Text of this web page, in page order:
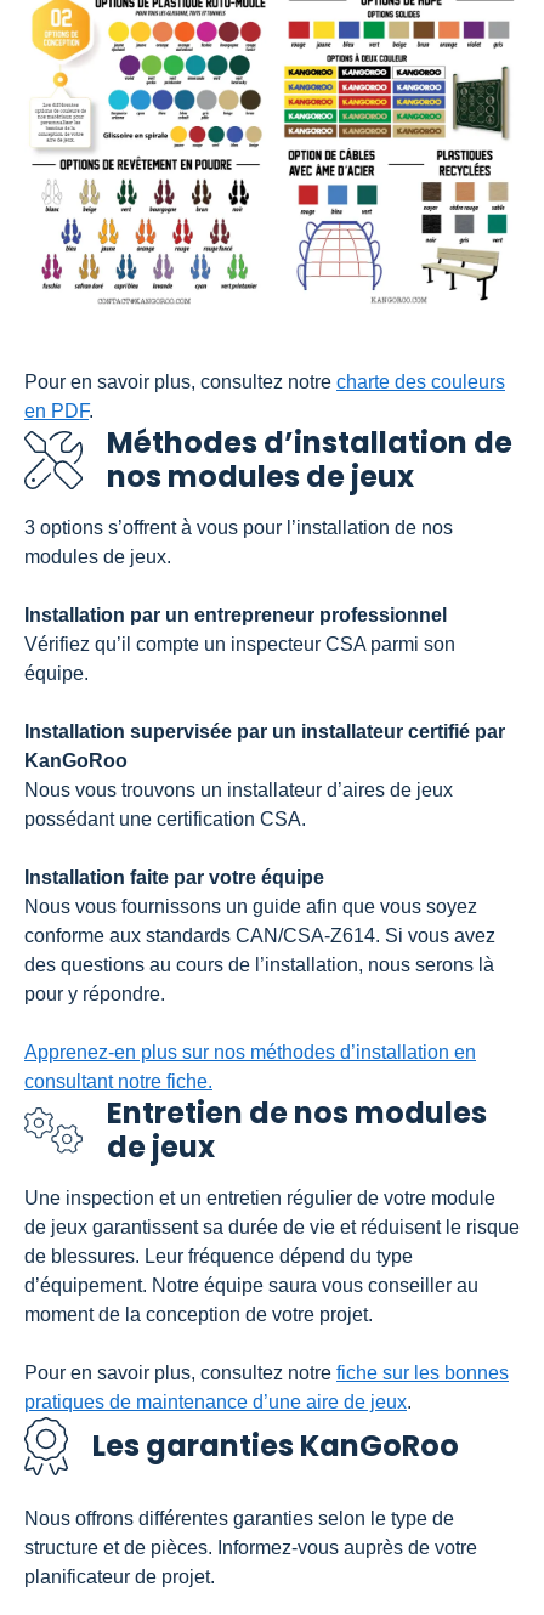
Pour en savoir plus, consultez notre charte des couleurs
en PDF.
Méthodes d’installation de
nos modules de jeux
3 options s’offrent à vous pour l’installation de nos
modules de jeux.
Installation par un entrepreneur professionnel
Vérifiez qu’il compte un inspecteur CSA parmi son
équipe.
Installation supervisée par un installateur certifié par
KanGoRoo
Nous vous trouvons un installateur d’aires de jeux
possédant une certification CSA.
Installation faite par votre équipe
Nous vous fournissons un guide afin que vous soyez
conforme aux standards CAN/CSA-Z614. Si vous avez
des questions au cours de l’installation, nous serons là
pour y répondre.
Apprenez-en plus sur nos méthodes d’installation en
consultant notre fiche.
Entretien de nos modules
de jeux
Une inspection et un entretien régulier de votre module
de jeux garantissent sa durée de vie et réduisent le risque
de blessures. Leur fréquence dépend du type
d’équipement. Notre équipe saura vous conseiller au
moment de la conception de votre projet.
Pour en savoir plus, consultez notre fiche sur les bonnes
pratiques de maintenance d’une aire de jeux.
Les garanties KanGoRoo
Nous offrons différentes garanties selon le type de
structure et de pièces. Informez-vous auprès de votre
planificateur de projet.